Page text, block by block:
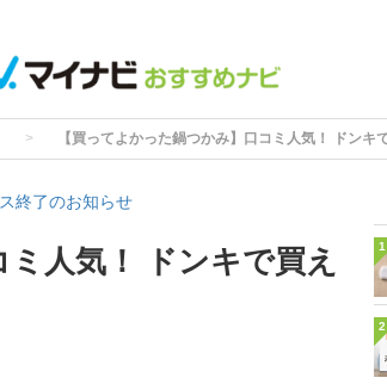
【買ってよかった鍋つかみ】口コミ人気！ ドンキ
終了のお知らせ
人気！ ドンキで買え
1
2